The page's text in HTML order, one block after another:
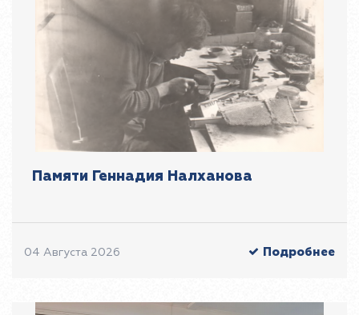
Памяти Геннадия Налханова
04 Августа 2026 Подробнее